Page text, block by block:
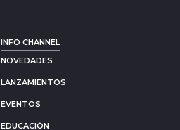
INFO CHANNEL
NOVEDADES
LANZAMIENTOS
EVENTOS
EDUCACIÓN